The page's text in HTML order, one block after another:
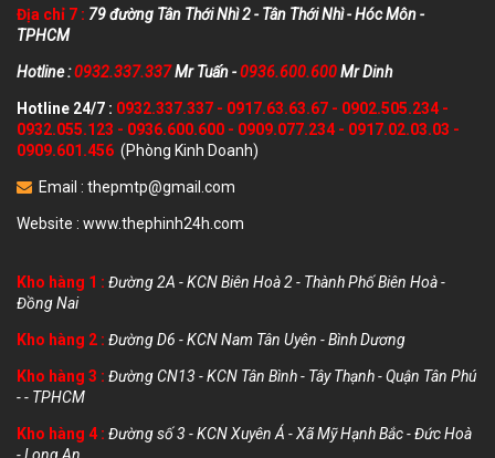
Địa chỉ 7 : 79 đường Tân Thới Nhì 2 - Tân Thới Nhì - Hóc Môn -
TPHCM
Hotline :0932.337.337Mr Tuấn -0936.600.600Mr Dinh
Hotline 24/7 : 0932.337.337 - 0917.63.63.67 - 0902.505.234 -
0932.055.123 - 0936.600.600 - 0909.077.234 - 0917.02.03.03 -
0909.601.456 (Phòng Kinh Doanh)
Email : thepmtp@gmail.com
Website : www.thephinh24h.com
Kho hàng 1 : Đường 2A - KCN Biên Hoà 2 - Thành Phố Biên Hoà -
Đồng Nai
Kho hàng 2 : Đường D6 - KCN Nam Tân Uyên - Bình Dương
Kho hàng 3 : Đường CN13 - KCN Tân Bình - Tây Thạnh - Quận Tân Phú
- - TPHCM
Kho hàng 4 : Đường số 3 - KCN Xuyên Á - Xã Mỹ Hạnh Bắc - Đức Hoà